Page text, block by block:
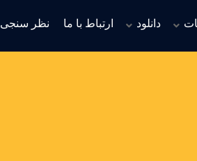
دانلود ارتباط با ما نظر سنجی